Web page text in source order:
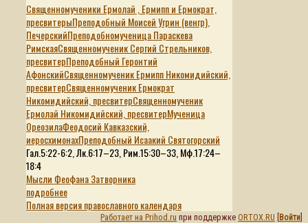
Священномученики Ермолай , Ермипп и Ермократ,
пресвитерыПреподобный Моисей Угрин (венгр),
ПечерскийПреподобномученица Параскева
РимскаяСвященномученик Сергий Стрельников,
пресвитерПреподобный Геронтий
АфонскийСвященномученик Ермипп Никомидийский,
пресвитерСвященномученик Ермократ
Никомидийский, пресвитерСвященномученик
Ермолай Никомидийский, пресвитерМученица
ОреозилаФеодосий Кавказский,
иеросхимонахПреподобный Исаакий Святогорский
Гал.5:22-6:2, Лк.6:17–23, Рим.15:30–33, Мф.17:24–
18:4
Мысли Феофана Затворника
подробнее
Полная версия православного календаря
Работает на Prihod.ru при поддержке ORTOX.RU [Войти]